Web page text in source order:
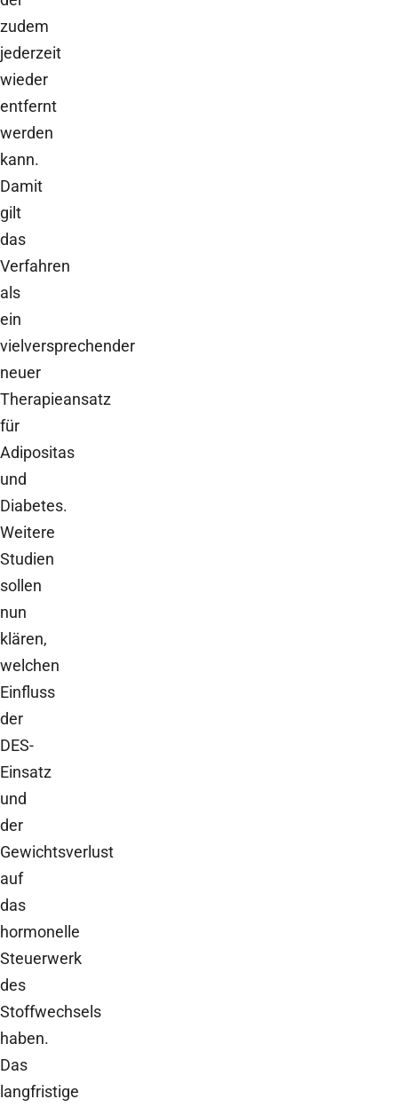
zudem
jederzeit
wieder
entfernt
werden
kann.
Damit
gilt
das
Verfahren
als
ein
vielversprechender
neuer
Therapieansatz
für
Adipositas
und
Diabetes.
Weitere
Studien
sollen
nun
klären,
welchen
Einfluss
der
DES-
Einsatz
und
der
Gewichtsverlust
auf
das
hormonelle
Steuerwerk
des
Stoffwechsels
haben.
Das
langfristige